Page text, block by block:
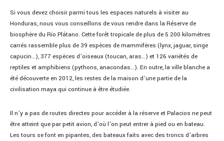
Si vous devez choisir parmi tous les espaces naturels à visiter au
Honduras, nous vous conseillons de vous rendre dans la Réserve de
biosphère du Río Plátano. Cette forêt tropicale de plus de 5 200 kilomètres
carrés rassemble plus de 39 espèces de mammifères (lynx, jaguar, singe
capucin…), 377 espèces d’oiseaux (toucan, aras…) et 126 variétés de
reptiles et amphibiens (pythons, anacondas…). En outre, la ville blanche a
été découverte en 2012, les restes de la maison d’une partie de la
civilisation maya qui continue à être étudiée.
Il n’y a pas de routes directes pour accéder à la réserve et Palacios ne peut
être atteint que par petit avion, d’où l’on peut entrer à pied ou en bateau.
Les tours se font en pipantes, des bateaux faits avec des troncs d’arbres